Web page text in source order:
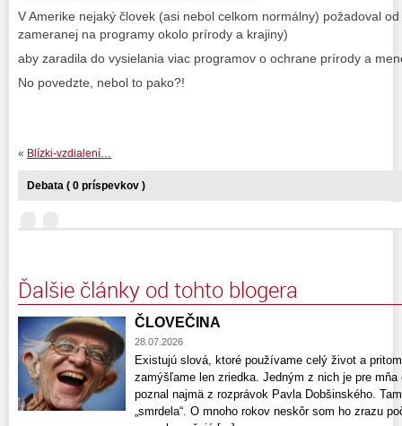
V Amerike nejaký človek (asi nebol celkom normálny) požadoval
zameranej na programy okolo prírody a krajiny)
aby zaradila do vysielania viac programov o ochrane prírody a
No povedzte, nebol to pako?!
« Blízki-vzdialení…
Debata ( 0 príspevkov )
Ďalšie články od tohto blogera
ČLOVEČINA
28.07.2026
Existujú slová, ktoré používame celý život a
zamýšľame len zriedka. Jedným z nich je pre
poznal najmä z rozprávok Pavla Dobšinského.
„smrdela“. O mnoho rokov neskôr som ho zrazu